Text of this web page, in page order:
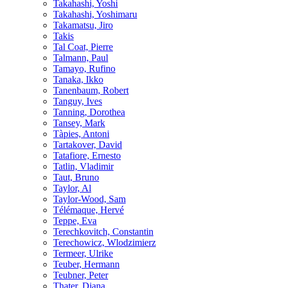
Takahashi, Yoshi
Takahashi, Yoshimaru
Takamatsu, Jiro
Takis
Tal Coat, Pierre
Talmann, Paul
Tamayo, Rufino
Tanaka, Ikko
Tanenbaum, Robert
Tanguy, Ives
Tanning, Dorothea
Tansey, Mark
Tàpies, Antoni
Tartakover, David
Tatafiore, Ernesto
Tatlin, Vladimir
Taut, Bruno
Taylor, Al
Taylor-Wood, Sam
Télémaque, Hervé
Teppe, Eva
Terechkovitch, Constantin
Terechowicz, Wlodzimierz
Termeer, Ulrike
Teuber, Hermann
Teubner, Peter
Thater, Diana